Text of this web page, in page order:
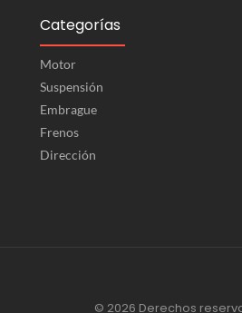
Categorías
Motor
Suspensión
Embrague
Frenos
Dirección
© 2026 Derechos